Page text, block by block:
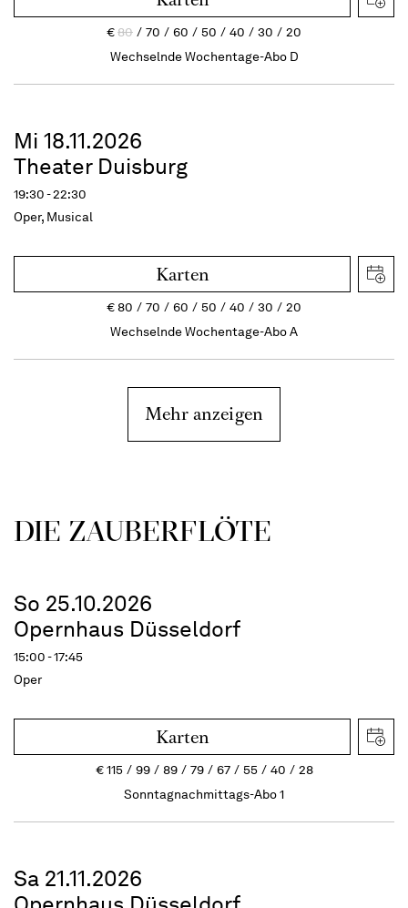
€80 70 60 50 40 30
20
Wechselnde Wochentage-Abo D
Mi 18.11.2026
Theater Duisburg
19:30 - 22:30
Oper, Musical
Karten
€80 70 60 50 40 30
20
Wechselnde Wochentage-Abo A
Mehr anzeigen
DIE ZAUBER­FLÖTE
So 25.10.2026
Opernhaus Düsseldorf
15:00 - 17:45
Oper
Karten
€115 99 89 79 67 55 40
28
Sonntagnachmittags-Abo 1
Sa 21.11.2026